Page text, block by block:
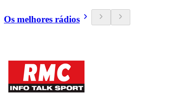
Os melhores rádios